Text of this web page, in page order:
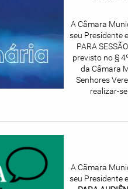
A Câmara
seu Presidente
PARA
previsto no §
da Câmara
Senhores
realizar-
A Câmara
seu Presidente